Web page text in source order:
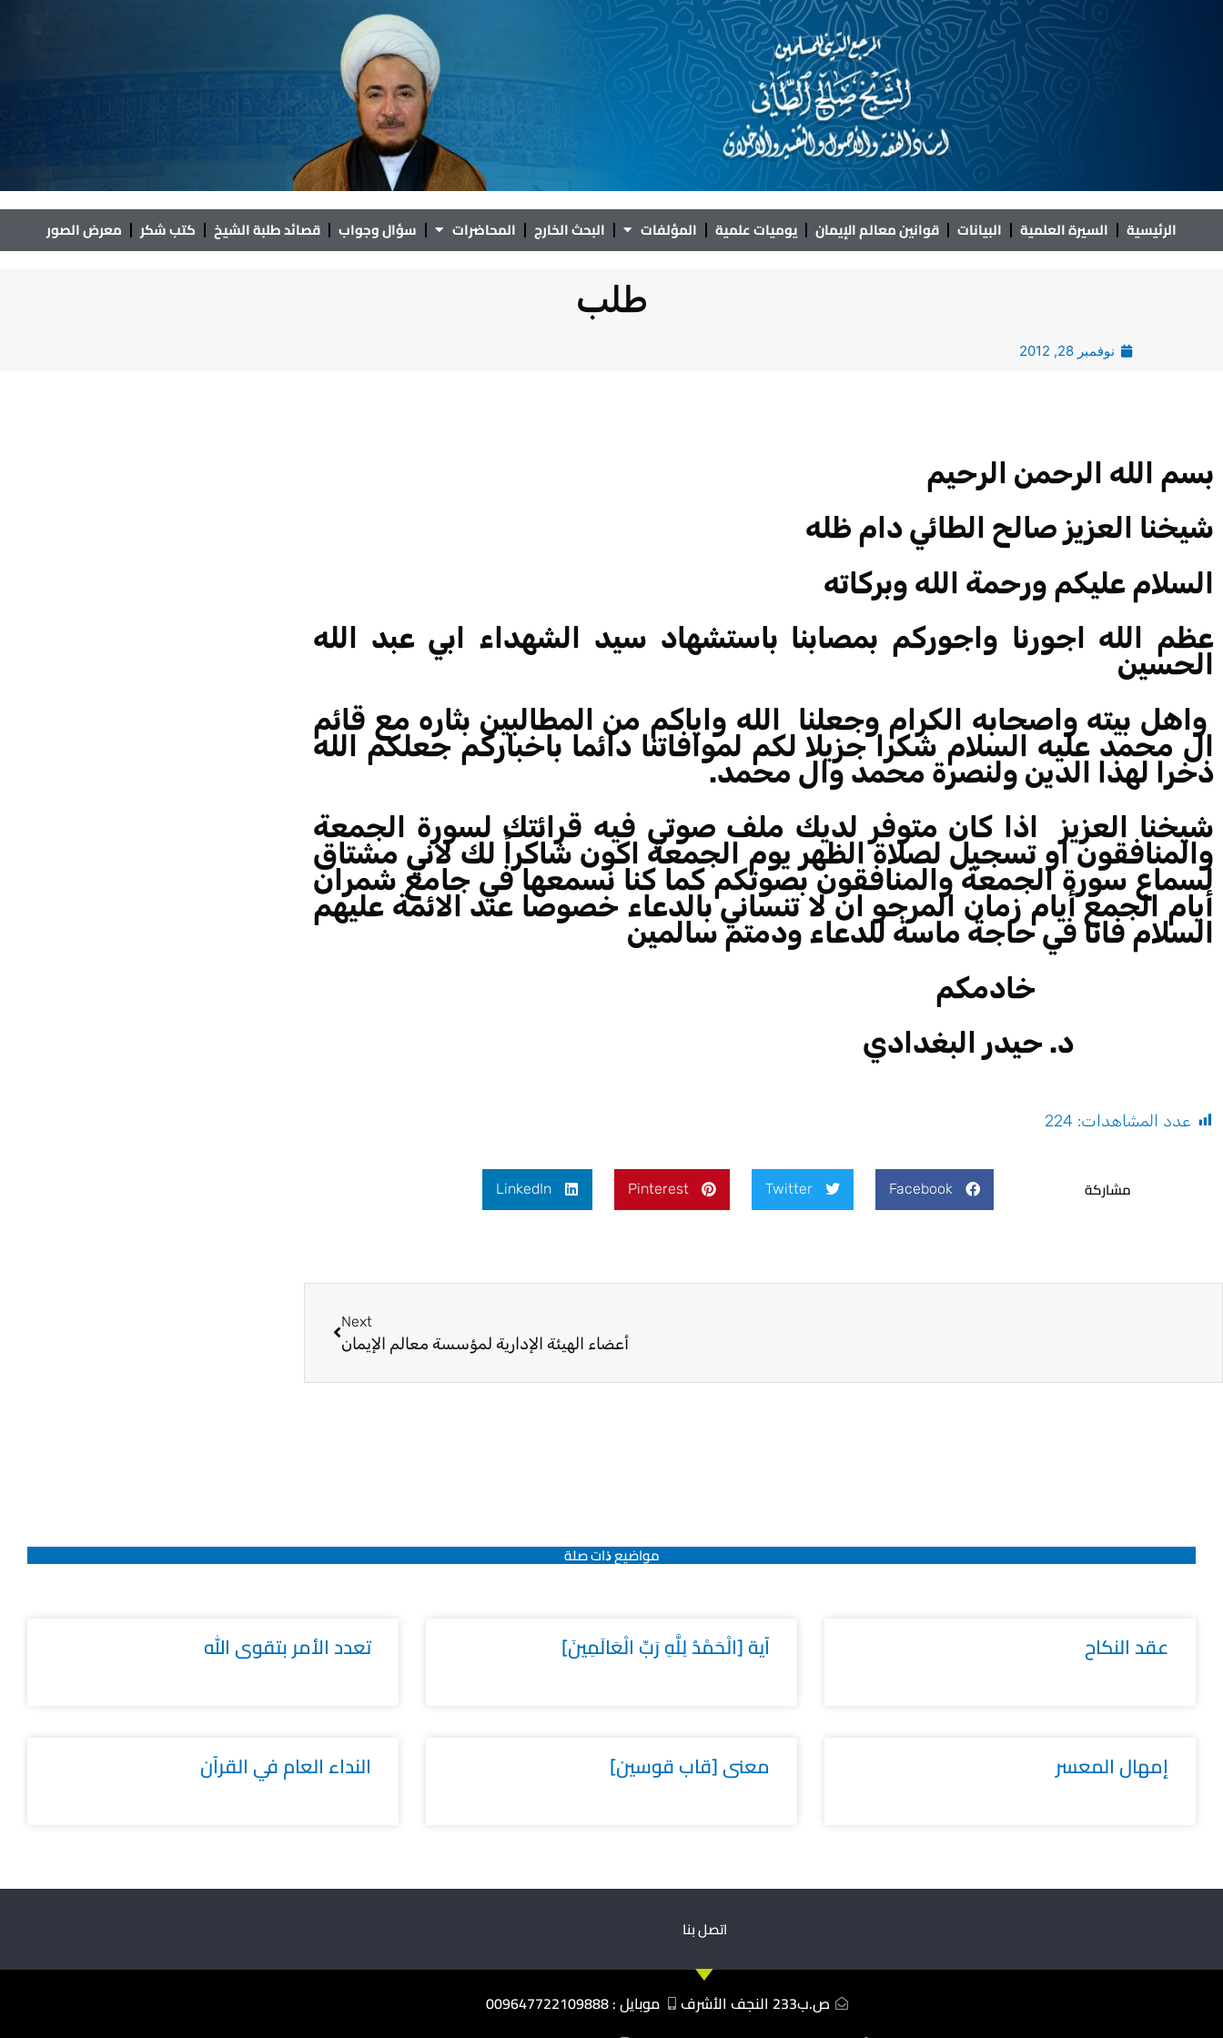
الرئيسية السيرة العلمية البيانات قوانين معالم الإيمان يوميات علمية المؤلفات البحث الخارج المحاضرات سؤال وجواب قصائد طلبة الشيخ كتب شكر معرض الصور
طلب
نوفمبر 28, 2012
بسم الله الرحمن الرحيم
شيخنا العزيز صالح الطائي دام ظله
السلام عليكم ورحمة الله وبركاته
عظم الله اجورنا واجوركم بمصابنا باستشهاد سيد الشهداء ابي عبد الله
الحسين
واهل بيته واصحابه الكرام وجعلنا الله واياكم من المطالبين بثاره مع قائم
ال محمد عليه السلام شكرا جزيلا لكم لموافاتنا دائما باخباركم جعلكم الله
ذخرا لهذا الدين ولنصرة محمد وال محمد.
شيخنا العزيز اذا كان متوفر لديك ملف صوتي فيه قرائتك لسورة الجمعة
والمنافقون او تسجيل لصلاة الظهر يوم الجمعة اكون شاكراً لك لاني مشتاق
لسماع سورة الجمعة والمنافقون بصوتكم كما كنا نسمعها في جامع شمران
أيام الجمع أيام زمان المرجو ان لا تنساني بالدعاء خصوصا عند الائمة عليهم
السلام فانا في حاجة ماسة للدعاء ودمتم سالمين
خادمكم
د. حيدر البغدادي
عدد المشاهدات: 224
مشاركة Facebook
Twitter
Pinterest
LinkedIn
Next
أعضاء الهيئة الإدارية لمؤسسة معالم الإيمان
مواضيع ﺫات صلة
عقد النكاح آية [الْحَمْدُ لِلَّهِ رَبِّ الْعَالَمِينَ] تعدد الأمر بتقوى الله
إمهال المعسر معنى [قاب قوسين] النداء العام في القرآن
اتصل بنا
ص.ب233 النجف الأشرف
موبايل : 009647722109888